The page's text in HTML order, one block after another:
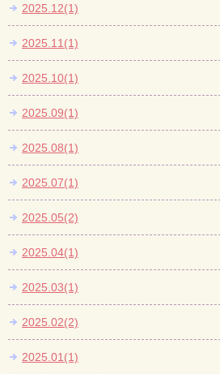
2025.12(1)
2025.11(1)
2025.10(1)
2025.09(1)
2025.08(1)
2025.07(1)
2025.05(2)
2025.04(1)
2025.03(1)
2025.02(2)
2025.01(1)